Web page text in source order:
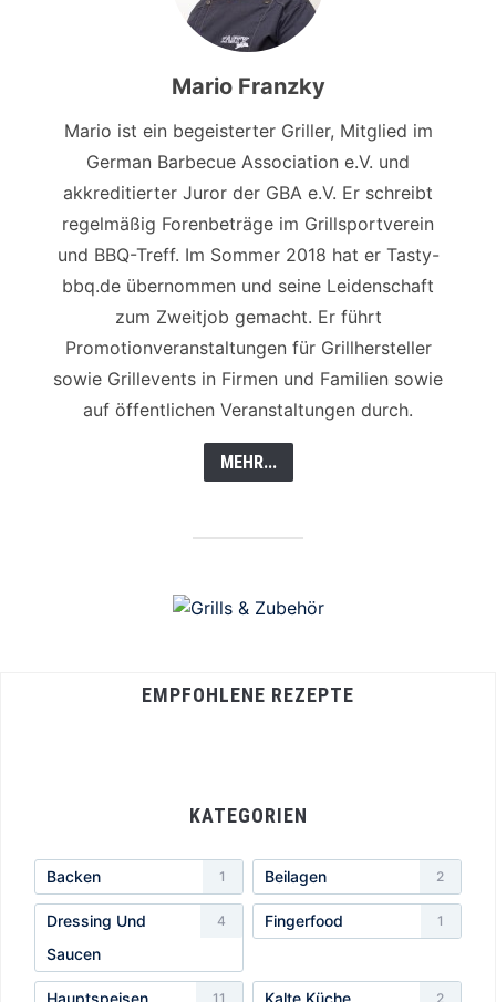
Mario Franzky
Mario ist ein begeisterter Griller, Mitglied im
German Barbecue Association e.V. und
akkreditierter Juror der GBA e.V. Er schreibt
regelmäßig Forenbeträge im Grillsportverein
und BBQ-Treff. Im Sommer 2018 hat er Tasty-
bbq.de übernommen und seine Leidenschaft
zum Zweitjob gemacht. Er führt
Promotionveranstaltungen für Grillhersteller
sowie Grillevents in Firmen und Familien sowie
auf öffentlichen Veranstaltungen durch.
MEHR...
EMPFOHLENE REZEPTE
KATEGORIEN
Backen 1 Beilagen 2
Dressing Und
Saucen
4 Fingerfood 1
Hauptspeisen 11 Kalte Küche 2